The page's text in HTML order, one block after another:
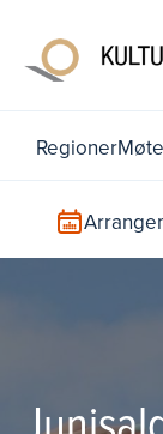
Regioner